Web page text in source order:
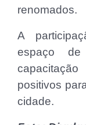
renomados.
A
espaço
positivos
cidade.